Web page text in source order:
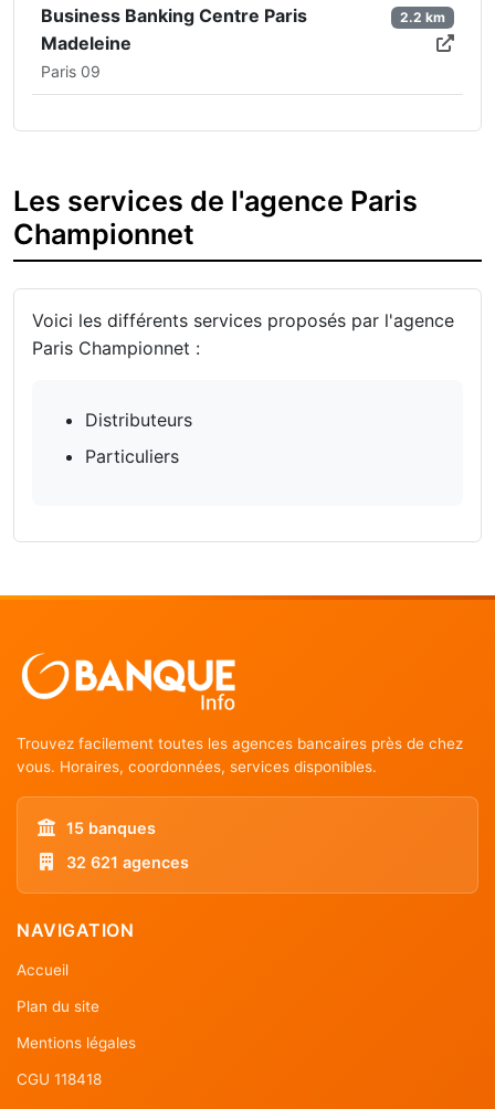
Business Banking Centre Paris
Madeleine
Paris 09
2.2 km
Les services de l'agence Paris
Championnet
Voici les différents services proposés par l'agence
Paris Championnet :
Distributeurs
Particuliers
Trouvez facilement toutes les agences bancaires près de chez
vous. Horaires, coordonnées, services disponibles.
15 banques
32 621 agences
NAVIGATION
Accueil
Plan du site
Mentions légales
CGU 118418